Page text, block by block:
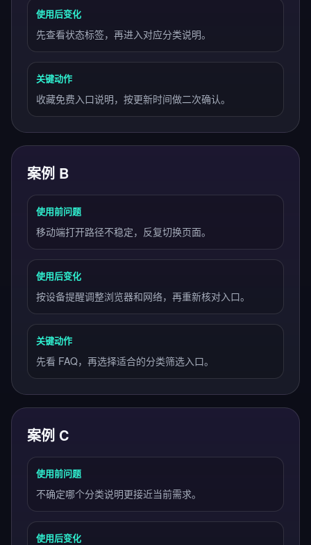
使用后变化
先查看状态标签，再进入对应分类说明。
关键动作
收藏免费入口说明，按更新时间做二次确认。
案例 B
使用前问题
移动端打开路径不稳定，反复切换页面。
使用后变化
按设备提醒调整浏览器和网络，再重新核对入口。
关键动作
先看 FAQ，再选择适合的分类筛选入口。
案例 C
使用前问题
不确定哪个分类说明更接近当前需求。
使用后变化